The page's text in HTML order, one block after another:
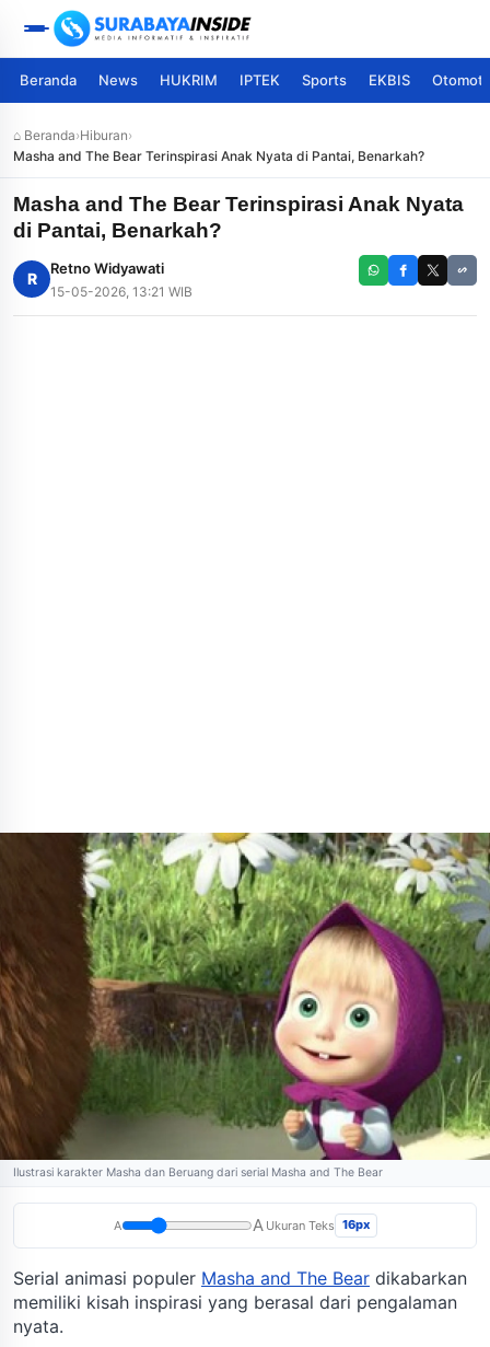
Beranda News HUKRIM IPTEK Sports EKBIS
⌂ Beranda›Hiburan›
Masha and The Bear Terinspirasi Anak Nyata di Pantai, Benarkah?
Masha and The Bear Terinspirasi Anak Nyata
di Pantai, Benarkah?
R
Retno Widyawati
15-05-2026, 13:21 WIB
Ilustrasi karakter Masha dan Beruang dari serial Masha and The Bear
A A Ukuran Teks 16px
Serial animasi populer Masha and The Bear dikabarkan
memiliki kisah inspirasi yang berasal dari pengalaman
nyata.